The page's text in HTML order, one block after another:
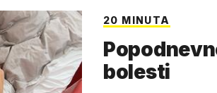
20 MINUTA
bolesti